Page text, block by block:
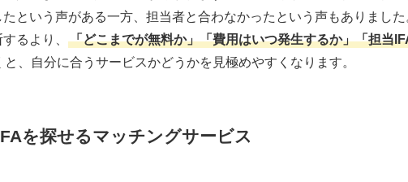
たという声がある一方、担当者と合わなかったという声もありまし
るより、
「どこまでが無料か」「費用はいつ発生するか」「担当
と、自分に合うサービスかどうかを見極めやすくなります。
を探せるマッチングサービス